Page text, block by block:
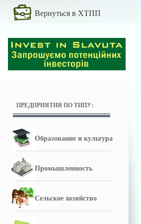
Вернуться в ХТПП
ПРЕДПРИЯТИЯ ПО ТИПУ:
Образование и культура
Промышленность
Сельское хозяйство